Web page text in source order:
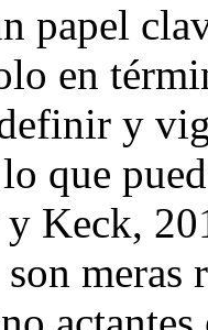
papel
en
y
que
Keck,
meras